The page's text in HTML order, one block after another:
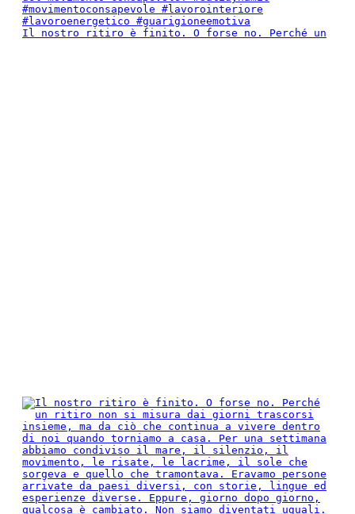
Il nostro ritiro è finito. O forse no. Perché un